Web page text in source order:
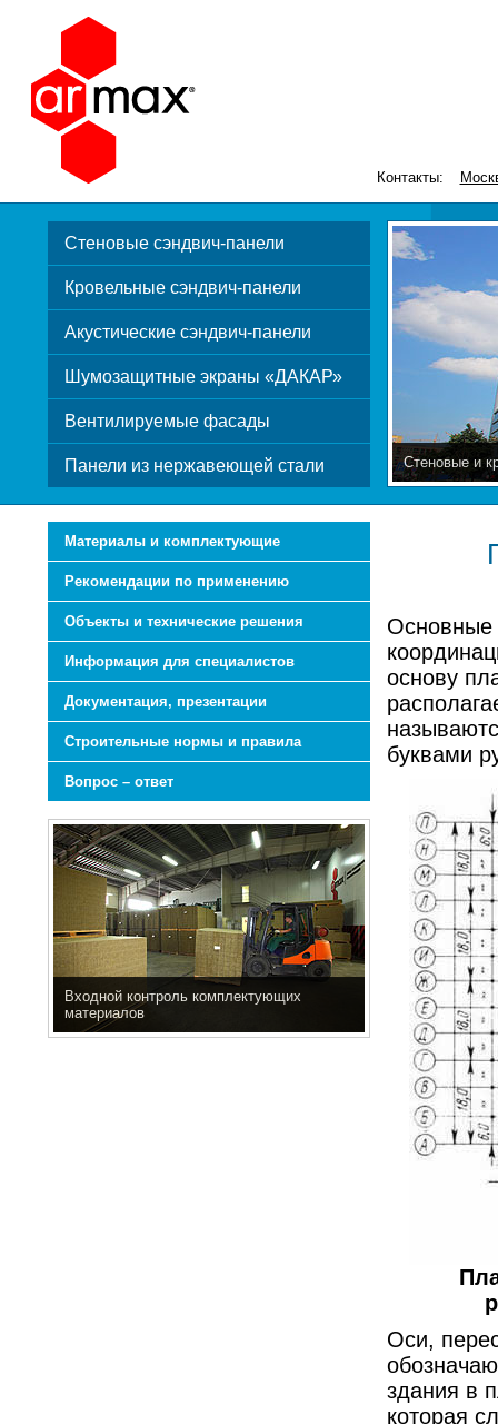
Контакты:
Стеновые сэндвич-панели
Кровельные сэндвич-панели
Акустические сэндвич-панели
Шумозащитные экраны «ДАКАР»
Вентилируемые фасады
Панели из нержавеющей стали Стеновые и
Материалы и комплектующие
Рекомендации по применению
Объекты и технические решения
Информация для специалистов
Документация, презентации
Строительные нормы и правила
Вопрос – ответ
Входной контроль комплектующих
материалов
Основные
основу
буквами
Оси,
здания в
которая